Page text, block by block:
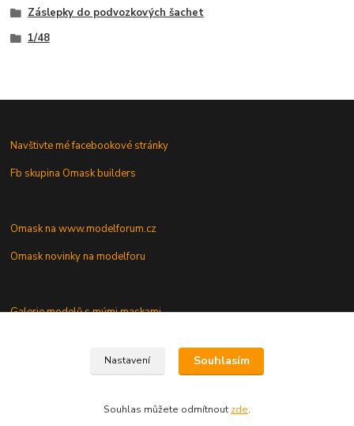
Záslepky do podvozkových šachet
1/48
Navštivte mé facebookové stránky
Fb skupina Omask builders
Omask na www.modelforum.cz
Omask novinky na modelforu
Galerie modelů s mými maskami
Nastavení Souhlasím
Souhlas můžete odmítnout zde.